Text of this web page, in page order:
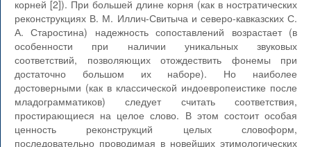
корней [2]). При большей длине корня (как в ностратических
реконструкциях В. М. Иллич-Свитыча и северо-кавказских С.
А. Старостина) надежность сопоставлений возрастает (в
особенности при наличии уникальных звуковых
соответствий, позволяющих отождествить фонемы при
достаточно большом их наборе). Но наиболее
достоверными (как в классической индоевропеистике после
младограмматиков) следует считать соответствия,
простирающиеся на целое слово. В этом состоит особая
ценность реконструкций целых словоформ,
последовательно проводимая в новейших этимологических